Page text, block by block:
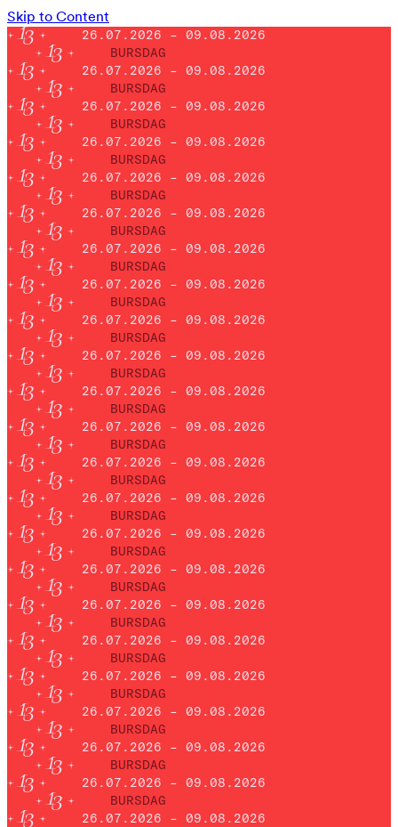
Skip to Content
26.07.2026 – 09.08.2026
BURSDAG
26.07.2026 – 09.08.2026
BURSDAG
26.07.2026 – 09.08.2026
BURSDAG
26.07.2026 – 09.08.2026
BURSDAG
26.07.2026 – 09.08.2026
BURSDAG
26.07.2026 – 09.08.2026
BURSDAG
26.07.2026 – 09.08.2026
BURSDAG
26.07.2026 – 09.08.2026
BURSDAG
26.07.2026 – 09.08.2026
BURSDAG
26.07.2026 – 09.08.2026
BURSDAG
26.07.2026 – 09.08.2026
BURSDAG
26.07.2026 – 09.08.2026
BURSDAG
26.07.2026 – 09.08.2026
BURSDAG
26.07.2026 – 09.08.2026
BURSDAG
26.07.2026 – 09.08.2026
BURSDAG
26.07.2026 – 09.08.2026
BURSDAG
26.07.2026 – 09.08.2026
BURSDAG
26.07.2026 – 09.08.2026
BURSDAG
26.07.2026 – 09.08.2026
BURSDAG
26.07.2026 – 09.08.2026
BURSDAG
26.07.2026 – 09.08.2026
BURSDAG
26.07.2026 – 09.08.2026
BURSDAG
26.07.2026 – 09.08.2026